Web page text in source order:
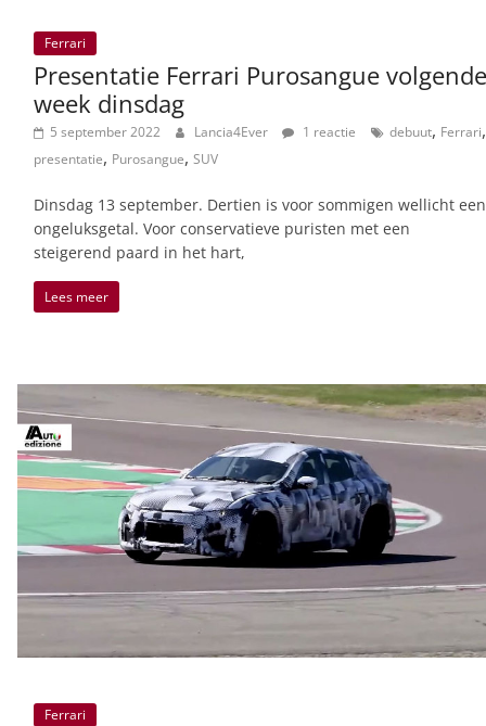
Ferrari
Presentatie Ferrari Purosangue volgende
week dinsdag
5 september 2022 Lancia4Ever 1 reactie debuut, Ferrari,
presentatie, Purosangue, SUV
Dinsdag 13 september. Dertien is voor sommigen wellicht een
ongeluksgetal. Voor conservatieve puristen met een
steigerend paard in het hart,
Lees meer
Ferrari